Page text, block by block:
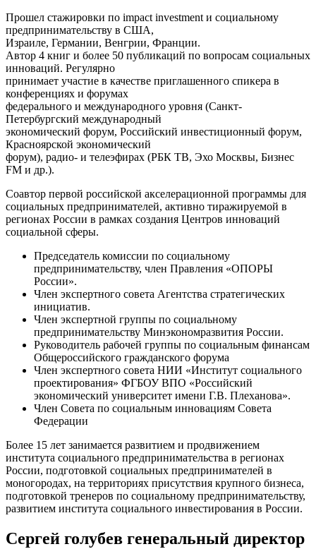
Прошел стажировки по impact investment и социальному
предпринимательству в США,
Израиле, Германии, Венгрии, Франции.
Автор 4 книг и более 50 публикаций по вопросам социальных
инноваций. Регулярно
принимает участие в качестве приглашенного спикера в
конференциях и форумах
федерального и международного уровня (Санкт-
Петербургский международный
экономический форум, Российский инвестиционный форум,
Красноярской экономический
форум), радио- и телеэфирах (РБК ТВ, Эхо Москвы, Бизнес
FM и др.).
Соавтор первой российской акселерационной программы для
социальных предпринимателей, активно тиражируемой в
регионах России в рамках создания Центров инноваций
социальной сферы.
Председатель комиссии по социальному
предпринимательству, член Правления «ОПОРЫ
России».
Член экспертного совета Агентства стратегических
инициатив.
Член экспертной группы по социальному
предпринимательству Минэкономразвития России.
Руководитель рабочей группы по социальным финансам
Общероссийского гражданского форума
Член экспертного совета НИИ «Институт социального
проектирования» ФГБОУ ВПО «Российский
экономический университет имени Г.В. Плеханова».
Член Совета по социальным инновациям Совета
Федерации
Более 15 лет занимается развитием и продвижением
института социального предпринимательства в регионах
России, подготовкой социальных предпринимателей в
моногородах, на территориях присутствия крупного бизнеса,
подготовкой тренеров по социальному предпринимательству,
развитием института социального инвестирования в России.
Сергей голубев генеральный директор